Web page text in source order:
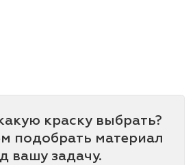
краску выбрать?
подобрать материал
вашу задачу.